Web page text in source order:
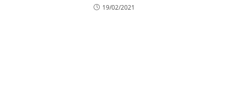
19/02/2021